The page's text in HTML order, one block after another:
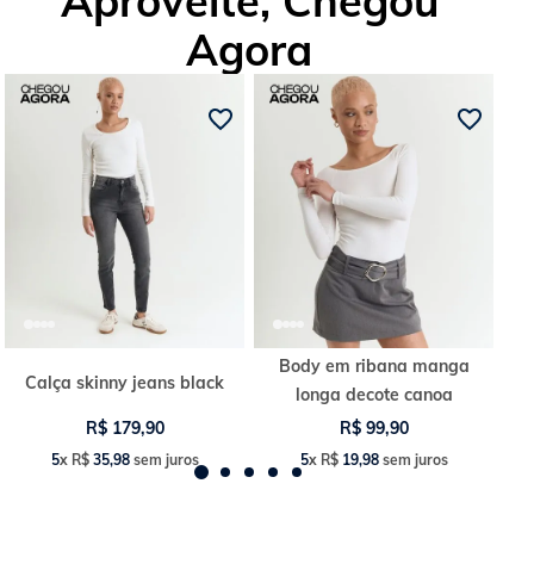
Agora
Calça skinny jeans black
R$ 179,90
5x R$ 35,98sem juros
Body em ribana manga
longa decote canoa
R$ 99,90
5x R$ 19,98sem juros